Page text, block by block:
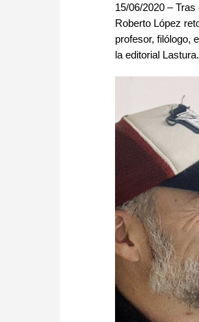
15/06/2020 –
Roberto López
profesor, filólogo,
la editorial